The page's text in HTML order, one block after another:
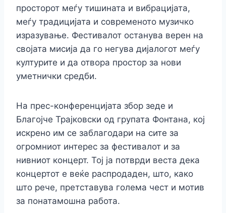
просторот меѓу тишината и вибрацијата,
меѓу традицијата и современото музичко
изразување. Фестивалот останува верен на
својата мисија да го негува дијалогот меѓу
културите и да отвора простор за нови
уметнички средби.
На прес-конференцијата збор зеде и
Благојче Трајковски од групата Фонтана, кој
искрено им се заблагодари на сите за
огромниот интерес за фестивалот и за
нивниот концерт. Тој ја потврди веста дека
концертот е веќе распродаден, што, како
што рече, претставува голема чест и мотив
за понатамошна работа.